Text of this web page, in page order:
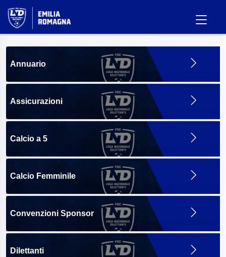
Annuario
Assicurazioni
Calcio a 5
Calcio Femminile
Convenzioni Sponsor
Dilettanti